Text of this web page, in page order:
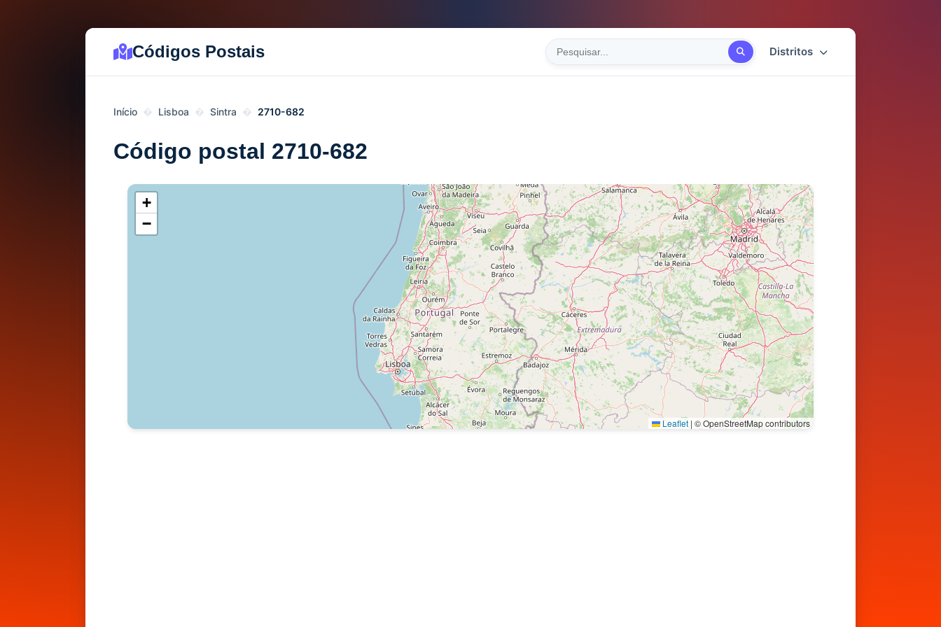
Códigos Postais Distritos
Início Lisboa Sintra 2710-682
Código postal 2710-682
+
−
Leaflet | © OpenStreetMap contributors